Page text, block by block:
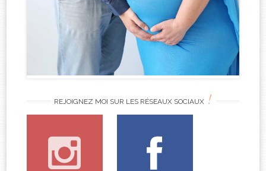
REJOIGNEZ MOI SUR LES RÉSEAUX SOCIAUX !